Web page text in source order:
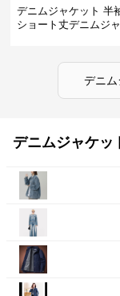
デニムジャケット 半
ショート丈デニムジ
デニム
デニムジャケッ